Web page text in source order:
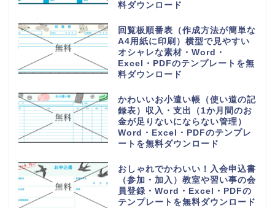
料ダウンロード
回覧板順番表（作成方法が簡単な
A4用紙に印刷）横型で見やすい
オシャレな素材・Word・
Excel・PDFのテンプレートを無
料ダウンロード
かわいいお小遣い帳（使い道の記
録表）収入・支出（1か月間のお
金が足りないにならない管理）
Word・Excel・PDFのテンプレ
ートを無料ダウンロード
おしゃれでかわいい！入会申込書
（参加・加入）教室や習い事の会
員登録・Word・Excel・PDFの
テンプレートを無料ダウンロード